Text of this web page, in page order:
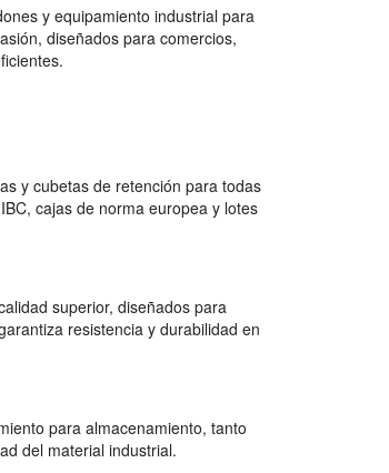
y equipamiento industrial para
diseñados para comercios,
y cubetas de retención para todas
cajas de norma europea y lotes
superior, diseñados para
resistencia y durabilidad en
para almacenamiento, tanto
del material industrial.